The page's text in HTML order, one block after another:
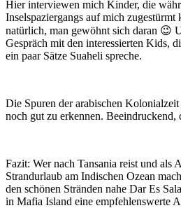
Hier interviewen mich Kinder, die
Inselspaziergangs auf mich zugestürmt
natürlich, man gewöhnt sich daran 😉
Gespräch mit den interessierten Kids,
ein paar Sätze Suaheli spreche.
Die Spuren der arabischen
noch gut zu erkennen. Beeindruckend,
Fazit: Wer nach Tansania reist und als
Strandurlaub am Indischen Ozean
den schönen Stränden nahe Dar Es
in Mafia Island eine empfehlenswerte